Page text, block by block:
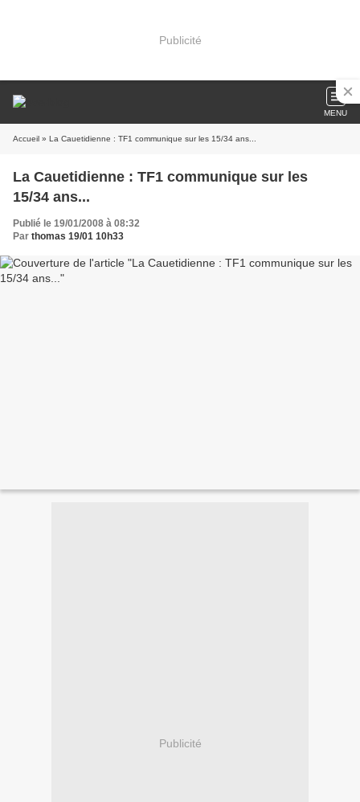
Publicité
MENU
Accueil » La Cauetidienne : TF1 communique sur les 15/34 ans...
La Cauetidienne : TF1 communique sur les
15/34 ans...
Publié le 19/01/2008 à 08:32
Par thomas 19/01 10h33
Publicité